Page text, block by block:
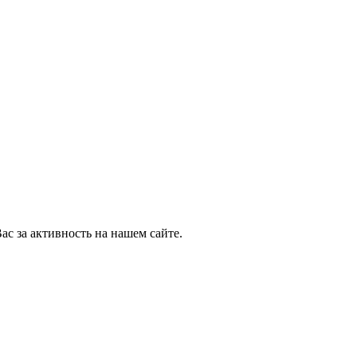
за активность на нашем сайте.